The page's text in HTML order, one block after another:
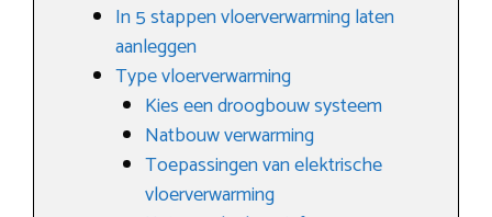
In 5 stappen vloerverwarming laten
aanleggen
Type vloerverwarming
Kies een droogbouw systeem
Natbouw verwarming
Toepassingen van elektrische
vloerverwarming